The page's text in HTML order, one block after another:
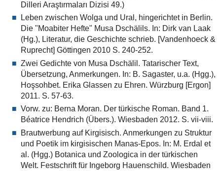
Dilleri Araştırmaları Dizisi 49.)
Leben zwischen Wolga und Ural, hingerichtet in Berlin.
Die "Moabiter Hefte" Musa Dschälils. In: Dirk van Laak
(Hg.), Literatur, die Geschichte schrieb. [Vandenhoeck &
Ruprecht] Göttingen 2010 S. 240-252.
Zwei Gedichte von Musa Dschälil. Tatarischer Text,
Übersetzung, Anmerkungen. In: B. Sagaster, u.a. (Hgg.),
Hoşsohbet. Erika Glassen zu Ehren. Würzburg [Ergon]
2011. S. 57-63.
Vorw. zu: Berna Moran. Der türkische Roman. Band 1.
Béatrice Hendrich (Übers.). Wiesbaden 2012. S. vii-viii.
Brautwerbung auf Kirgisisch. Anmerkungen zu Struktur
und Poetik im kirgisischen Manas-Epos. In: M. Erdal et
al. (Hgg.) Botanica und Zoologica in der türkischen
Welt. Festschrift für Ingeborg Hauenschild. Wiesbaden